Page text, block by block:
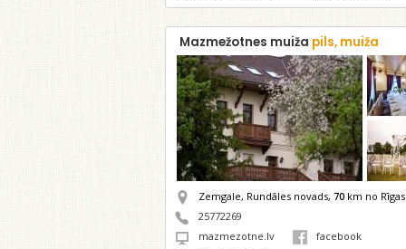
Mazmežotnes muiža pils, muiža
Zemgale, Rundāles novads, 70 km no Rīgas
25772269
mazmezotne.lv
facebook